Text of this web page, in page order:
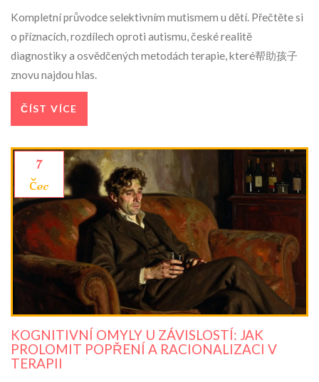
Kompletní průvodce selektivním mutismem u dětí. Přečtěte si
o příznacích, rozdílech oproti autismu, české realitě
diagnostiky a osvědčených metodách terapie, které帮助孩子
znovu najdou hlas.
ČÍST VÍCE
7
čec
KOGNITIVNÍ OMYLY U ZÁVISLOSTÍ: JAK
PROLOMIT POPŘENÍ A RACIONALIZACI V
TERAPII